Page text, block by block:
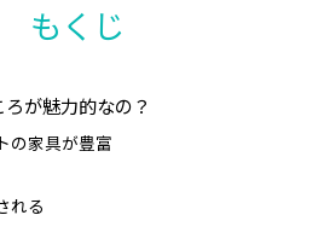
もくじ
が魅力的なの？
の家具が豊富
れる